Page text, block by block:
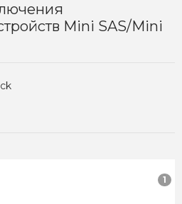
Mini SAS/mini
1